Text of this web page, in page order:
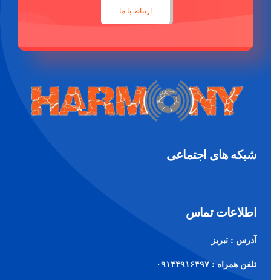
ارتباط با ما
شبکه های اجتماعی
اطلاعات تماس
آدرس : تبریز
تلفن همراه : ۰۹۱۴۴۹۱۶۴۹۷